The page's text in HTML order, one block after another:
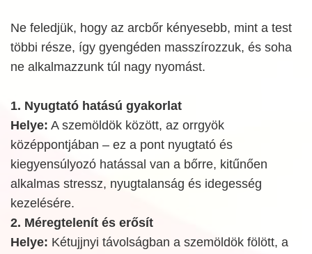
Ne feledjük, hogy az arcbőr kényesebb, mint a test
többi része, így gyengéden masszírozzuk, és soha
ne alkalmazzunk túl nagy nyomást.
1. Nyugtató hatású gyakorlat
Helye: A szemöldök között, az orrgyök
középpontjában – ez a pont nyugtató és
kiegyensúlyozó hatással van a bőrre, kitűnően
alkalmas stressz, nyugtalanság és idegesség
kezelésére.
2. Méregtelenít és erősít
Helye: Kétujjnyi távolságban a szemöldök fölött, a